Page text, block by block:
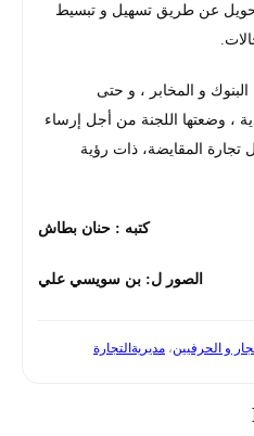
عن طريق تسهيل و تبسيط
و المخابر ، و حتى
، وضعتها اللجنة من أجل إرساء
المقايضة، ذات رؤية
كتبه : حنان بطاش
الصور ل: بن سويسي علي
و الحرفيين، مديريةالتجارة